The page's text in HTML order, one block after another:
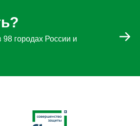
98 городах России и